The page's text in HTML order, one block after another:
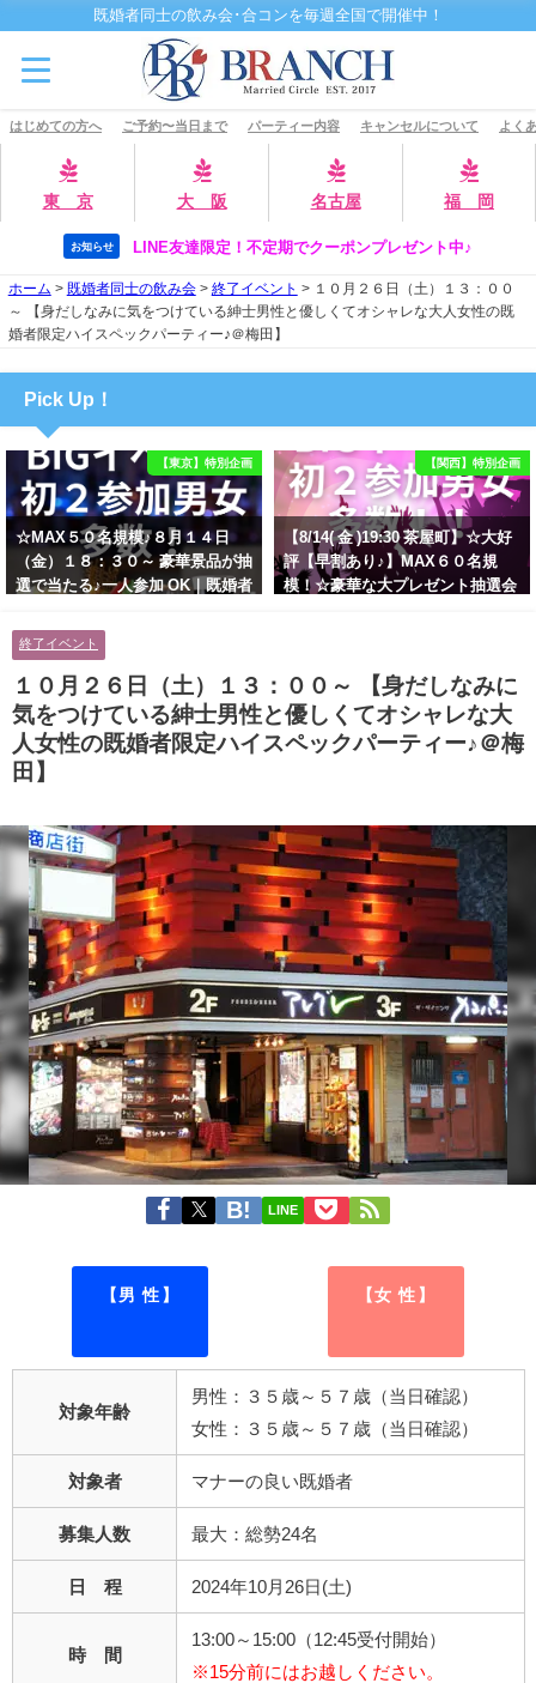
既婚者同士の飲み会･合コンを毎週全国で開催中！
はじめての方へ ご予約〜当日まで パーティー内容 キャンセルについて よく
東 京 大 阪 名古屋 福 岡
お知らせ LINE友達限定！不定期でクーポンプレゼント中♪
ホーム > 既婚者同士の飲み会> 終了イベント > １０月２６日（土）１３：００
～ 【身だしなみに気をつけている紳士男性と優しくてオシャレな大人女性の既
婚者限定ハイスペックパーティー♪＠梅田】
Pick Up！
【東京】特別企画
☆MAX５０名規模♪８月１４日
（金）１８：３０～ 豪華景品が抽
選で当たる♪一人参加 OK｜既婚者
に余裕のある健康的なオシャレ男
性と美容好きで優しさのある大人
女性の既婚者限定ビッグパーティ
ー♪＠池袋】
【関西】特別企画
【8/14( 金 )19:30 茶屋町】☆大好
評【早割あり♪】MAX６０名規
模！☆豪華な大プレゼント抽選会
ティー♪＠茶屋町】
終了イベント
１０月２６日（土）１３：００～ 【身だしなみに
気をつけている紳士男性と優しくてオシャレな大
人女性の既婚者限定ハイスペックパーティー♪＠梅
田】
LINE
【男 性】 【女 性】
対象年齢
男性：３５歳～５７歳（当日確認）
女性：３５歳～５７歳（当日確認）
対象者 マナーの良い既婚者
募集人数 最大：総勢24名
日 程 2024年10月26日(土)
時 間
13:00～15:00（12:45受付開始）
※15分前にはお越しください。